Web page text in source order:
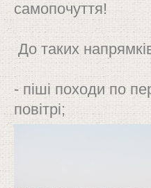
самопочуття!
До таких
- піші походи по
повітрі;